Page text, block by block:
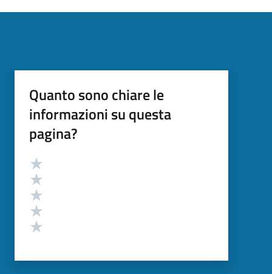
Quanto sono chiare le
informazioni su questa
pagina?
Valutazione